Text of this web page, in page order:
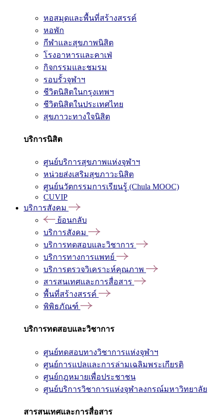
หอสมุดและพื้นที่สร้างสรรค์
หอพัก
กีฬาและสุขภาพนิสิต
โรงอาหารและคาเฟ่
กิจกรรมและชมรม
รอบรั้วจุฬาฯ
ชีวิตนิสิตในกรุงเทพฯ
ชีวิตนิสิตในประเทศไทย
สุขภาวะทางใจนิสิต
บริการนิสิต
ศูนย์บริการสุขภาพแห่งจุฬาฯ
หน่วยส่งเสริมสุขภาวะนิสิต
ศูนย์นวัตกรรมการเรียนรู้ (Chula MOOC)
CUVIP
บริการสังคม
ย้อนกลับ
บริการสังคม
บริการทดสอบและวิชาการ
บริการทางการแพทย์
บริการตรวจวิเคราะห์คุณภาพ
สารสนเทศและการสื่อสาร
พื้นที่สร้างสรรค์
พิพิธภัณฑ์
บริการทดสอบและวิชาการ
ศูนย์ทดสอบทางวิชาการแห่งจุฬาฯ
ศูนย์การแปลและการล่ามเฉลิมพระเกียรติ
ศูนย์กฎหมายเพื่อประชาชน
ศูนย์บริการวิชาการแห่งจุฬาลงกรณ์มหาวิทยาลัย
สารสนเทศและการสื่อสาร